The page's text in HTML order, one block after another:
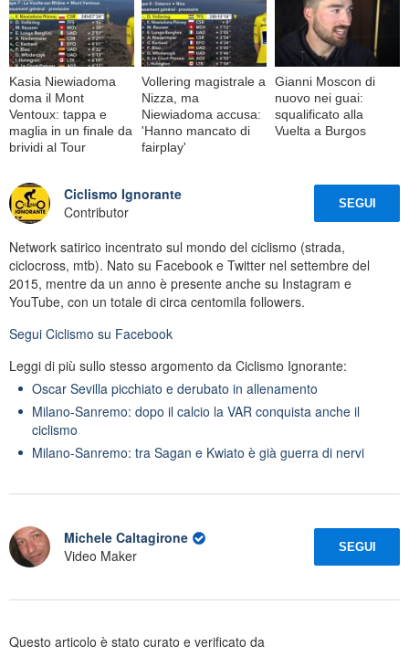
Kasia Niewiadoma
doma il Mont
Ventoux: tappa e
maglia in un finale da
brividi al Tour
Vollering magistrale a
Nizza, ma
Niewiadoma accusa:
'Hanno mancato di
fairplay'
Gianni Moscon di
nuovo nei guai:
squalificato alla
Vuelta a Burgos
Ciclismo Ignorante
Contributor
SEGUI
Network satirico incentrato sul mondo del ciclismo (strada,
ciclocross, mtb). Nato su Facebook e Twitter nel settembre del
2015, mentre da un anno è presente anche su Instagram e
YouTube, con un totale di circa centomila followers.
Segui Ciclismo su Facebook
Leggi di più sullo stesso argomento da Ciclismo Ignorante:
Oscar Sevilla picchiato e derubato in allenamento
Milano-Sanremo: dopo il calcio la VAR conquista anche il
ciclismo
Milano-Sanremo: tra Sagan e Kwiato è già guerra di nervi
Michele Caltagirone
Video Maker
SEGUI
Questo articolo è stato curato e verificato da